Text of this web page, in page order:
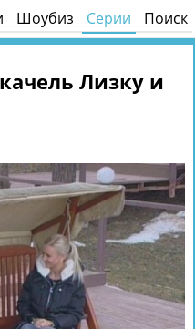
Шоубиз Серии Поиск
Лизку и